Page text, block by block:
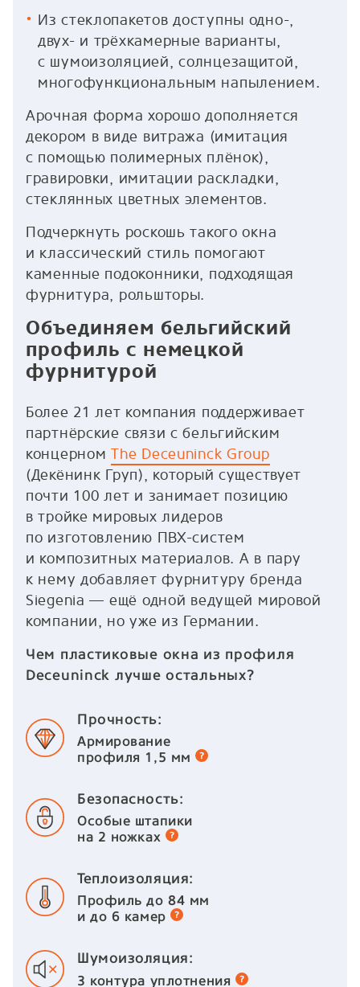
Из стеклопакетов доступны одно-,
двух- и трёхкамерные варианты,
с шумоизоляцией, солнцезащитой,
многофункциональным напылением.
Арочная форма хорошо дополняется
декором в виде витража (имитация
с помощью полимерных плёнок),
гравировки, имитации раскладки,
стеклянных цветных элементов.
Подчеркнуть роскошь такого окна
и классический стиль помогают
каменные подоконники, подходящая
фурнитура, рольшторы.
Объединяем бельгийский
профиль с немецкой
фурнитурой
Более 21 лет компания поддерживает
партнёрские связи с бельгийским
концерномThe Deceuninck Group
(Декёнинк Груп), который существует
почти 100 лет и занимает позицию
в тройке мировых лидеров
по изготовлению ПВХ-систем
и композитных материалов. А в пару
к нему добавляет фурнитуру бренда
Siegenia — ещё одной ведущей мировой
компании, но уже из Германии.
Чем пластиковые окна из профиля
Deceuninck лучше остальных?
Прочность:
Армирование
профиля 1,5 мм
Безопасность:
Особые штапики
на 2 ножках
Теплоизоляция:
Профиль до 84 мм
и до 6 камер
Шумоизоляция:
3 контура уплотнения